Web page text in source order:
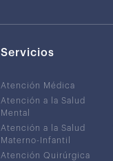
Servicios
Atención Médica
Atención a la Salud
Mental
Atención a la Salud
Materno-Infantil
Atención Quirúrgica